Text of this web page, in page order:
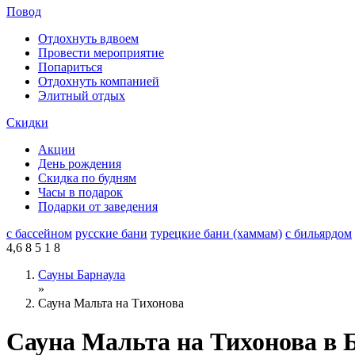
Повод
Отдохнуть вдвоем
Провести мероприятие
Попариться
Отдохнуть компанией
Элитный отдых
Скидки
Акции
День рождения
Скидка по будням
Часы в подарок
Подарки от заведения
с бассейном русские бани турецкие бани (хаммам) с бильярдом
4,6 8 5 1 8
Сауны Барнаула
»
Сауна Мальта на Тихонова
Сауна Мальта на Тихонова в